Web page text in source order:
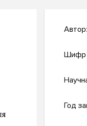
Автор:
Шифр
Год